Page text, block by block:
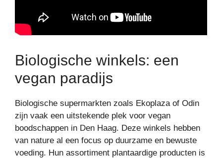
Biologische winkels: een
vegan paradijs
Biologische supermarkten zoals Ekoplaza of Odin
zijn vaak een uitstekende plek voor vegan
boodschappen in Den Haag. Deze winkels hebben
van nature al een focus op duurzame en bewuste
voeding. Hun assortiment plantaardige producten is